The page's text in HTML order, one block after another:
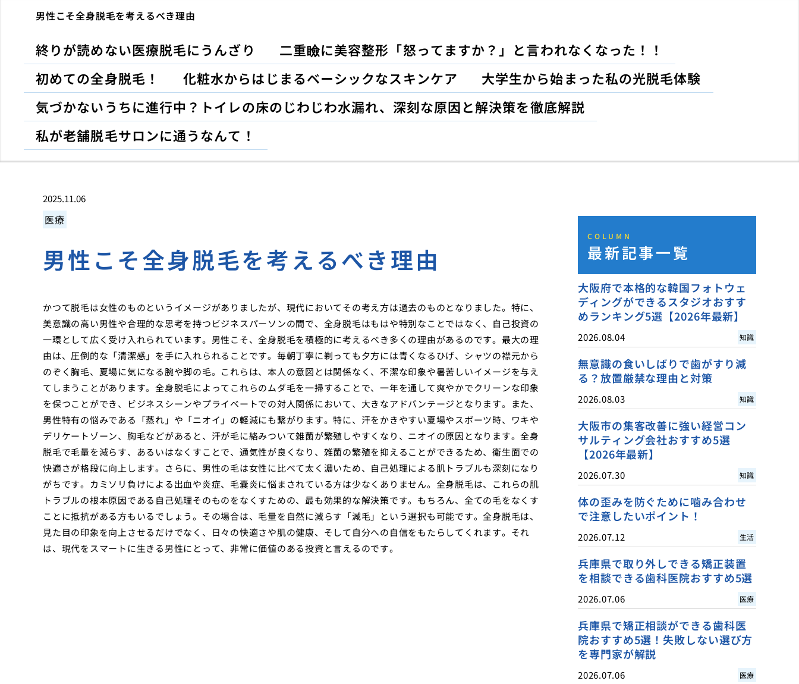
男性こそ全身脱毛を考えるべき理由
終りが読めない医療脱毛にうんざり
二重瞼に美容整形「怒ってますか？」と言われなくなった！！
初めての全身脱毛！
化粧水からはじまるベーシックなスキンケア
大学生から始まった私の光脱毛体験
気づかないうちに進行中？トイレの床のじわじわ水漏れ、深刻な原因と解決策を徹底解説
私が老舗脱毛サロンに通うなんて！
2025.11.06
医療
男性こそ全身脱毛を考えるべき理由
かつて脱毛は女性のものというイメージがありましたが、現代においてその考え方は過去のものとなりました。特に、
美意識の高い男性や合理的な思考を持つビジネスパーソンの間で、全身脱毛はもはや特別なことではなく、自己投資の
一環として広く受け入れられています。男性こそ、全身脱毛を積極的に考えるべき多くの理由があるのです。最大の理
由は、圧倒的な「清潔感」を手に入れられることです。毎朝丁寧に剃っても夕方には青くなるひげ、シャツの襟元から
のぞく胸毛、夏場に気になる腕や脚の毛。これらは、本人の意図とは関係なく、不潔な印象や暑苦しいイメージを与え
てしまうことがあります。全身脱毛によってこれらのムダ毛を一掃することで、一年を通して爽やかでクリーンな印象
を保つことができ、ビジネスシーンやプライベートでの対人関係において、大きなアドバンテージとなります。また、
男性特有の悩みである「蒸れ」や「ニオイ」の軽減にも繋がります。特に、汗をかきやすい夏場やスポーツ時、ワキや
デリケートゾーン、胸毛などがあると、汗が毛に絡みついて雑菌が繁殖しやすくなり、ニオイの原因となります。全身
脱毛で毛量を減らす、あるいはなくすことで、通気性が良くなり、雑菌の繁殖を抑えることができるため、衛生面での
快適さが格段に向上します。さらに、男性の毛は女性に比べて太く濃いため、自己処理による肌トラブルも深刻になり
がちです。カミソリ負けによる出血や炎症、毛嚢炎に悩まされている方は少なくありません。全身脱毛は、これらの肌
トラブルの根本原因である自己処理そのものをなくすための、最も効果的な解決策です。もちろん、全ての毛をなくす
ことに抵抗がある方もいるでしょう。その場合は、毛量を自然に減らす「減毛」という選択も可能です。全身脱毛は、
見た目の印象を向上させるだけでなく、日々の快適さや肌の健康、そして自分への自信をもたらしてくれます。それ
は、現代をスマートに生きる男性にとって、非常に価値のある投資と言えるのです。
COLUMN
最新記事一覧
大阪府で本格的な韓国フォトウェ
ディングができるスタジオおすす
めランキング5選【2026年最新】
2026.08.04 知識
無意識の食いしばりで歯がすり減
る？放置厳禁な理由と対策
2026.08.03 知識
大阪市の集客改善に強い経営コン
サルティング会社おすすめ5選
【2026年最新】
2026.07.30 知識
体の歪みを防ぐために噛み合わせ
で注意したいポイント！
2026.07.12 生活
兵庫県で取り外しできる矯正装置
を相談できる歯科医院おすすめ5選
2026.07.06 医療
兵庫県で矯正相談ができる歯科医
院おすすめ5選！失敗しない選び方
を専門家が解説
2026.07.06 医療